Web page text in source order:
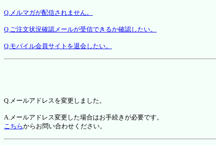
Q.メルマガが配信されません。
Q.ご注文状況確認メールが受信できるか確認したい。
Q.モバイル会員サイトを退会したい。
Q.メールアドレスを変更しました。
A.メールアドレス変更した場合はお手続きが必要です。
こちらからお問い合わせください。